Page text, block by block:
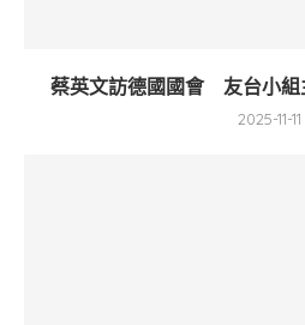
蔡英文訪德國國會 友台小組
2025-11-11